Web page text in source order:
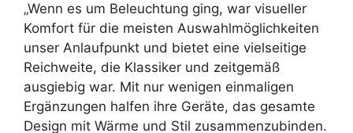
„Wenn es um Beleuchtung ging, war visueller
Komfort für die meisten Auswahlmöglichkeiten
unser Anlaufpunkt und bietet eine vielseitige
Reichweite, die Klassiker und zeitgemäß
ausgiebig war. Mit nur wenigen einmaligen
Ergänzungen halfen ihre Geräte, das gesamte
Design mit Wärme und Stil zusammenzubinden.